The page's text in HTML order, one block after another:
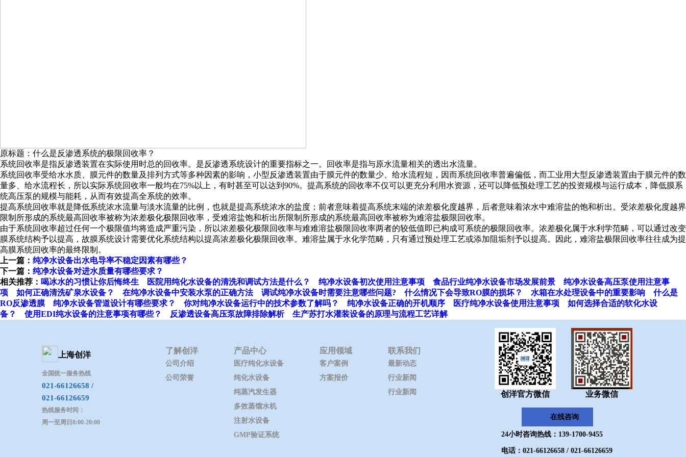
原标题：什么是反渗透系统的极限回收率？
系统回收率是指反渗透装置在实际使用时总的回收率。是反渗透系统设计的重要指标之一。回收率是指与原水流量相关的透出水流量。
系统回收率受给水水质、膜元件的数量及排列方式等多种因素的影响，小型反渗透装置由于膜元件的数量少、给水流程短，因而系统回收率普遍偏低，而工业用大型反渗透装置由于膜元件的数
量多、给水流程长，所以实际系统回收率一般均在75%以上，有时甚至可以达到90%。提高系统的回收率不仅可以更充分利用水资源，还可以降低预处理工艺的投资规模与运行成本，降低膜系
统高压泵的规模与能耗，从而有效提高全系统的效率。
提高系统回收率就是降低系统浓水流量与淡水流量的比例，也就是提高系统浓水的盐度；前者意味着提高系统末端的浓差极化度越界，后者意味着浓水中难溶盐的饱和析出。受浓差极化度越界
限制所形成的系统最高回收率被称为浓差极化极限回收率，受难溶盐饱和析出所限制所形成的系统最高回收率被称为难溶盐极限回收率。
由于系统回收率超过任何一个极限值均将造成严重污染，所以浓差极化极限回收率与难难溶盐极限回收率两者的较低值即已构成可系统的极限回收率。浓差极化属于水利学范畴，可以通过改变
膜系统结构予以提高，故膜系统设计需要优化系统结构以提高浓差极化极限回收率。难溶盐属于水化学范畴，只有通过预处理工艺或添加阻垢剂予以提高。因此，难溶盐极限回收率往往成为提
高膜系统回收率的最终限制。
上一篇： 纯净水设备出水电导率不稳定因素有哪些？
下一篇： 纯净水设备对进水质量有哪些要求？
相关推荐： 喝冰水的习惯让你后悔终生 医院用纯化水设备的清洗和调试方法是什么？ 纯净水设备初次使用注意事项 食品行业纯净水设备市场发展前景
纯净水设备高压泵使用注意事
项
如何正确清洗矿泉水设备？ 在纯净水设备中安装水泵的正确方法 调试纯净水设备时需要注意哪些问题? 什么情况下会导致RO膜的损坏？ 水箱在水处理设备中的重要影响
什么是
RO反渗透膜
纯净水设备管道设计有哪些要求？ 你对纯净水设备运行中的技术参数了解吗？ 纯净水设备正确的开机顺序 医疗纯净水设备使用注意事项
如何选择合适的软化水设
备？
使用EDI纯水设备的注意事项有哪些？ 反渗透设备高压泵故障排除解析 生产苏打水灌装设备的原理与流程工艺详解
上海创洋
全国统一服务热线
021-66126658 /
021-66126659
热线服务时间：
周一至周日8:00-20:00
了解创洋
公司介绍
公司荣誉
产品中心
医疗纯化水设备
纯化水设备
纯蒸汽发生器
多效蒸馏水机
注射水设备
GMP验证系统
应用领域
客户案例
方案报价
联系我们
最新动态
行业新闻
行业新闻
创洋官方微信 业务微信
在线咨询
24小时咨询热线：139-1700-9455
电话：021-66126658 / 021-66126659